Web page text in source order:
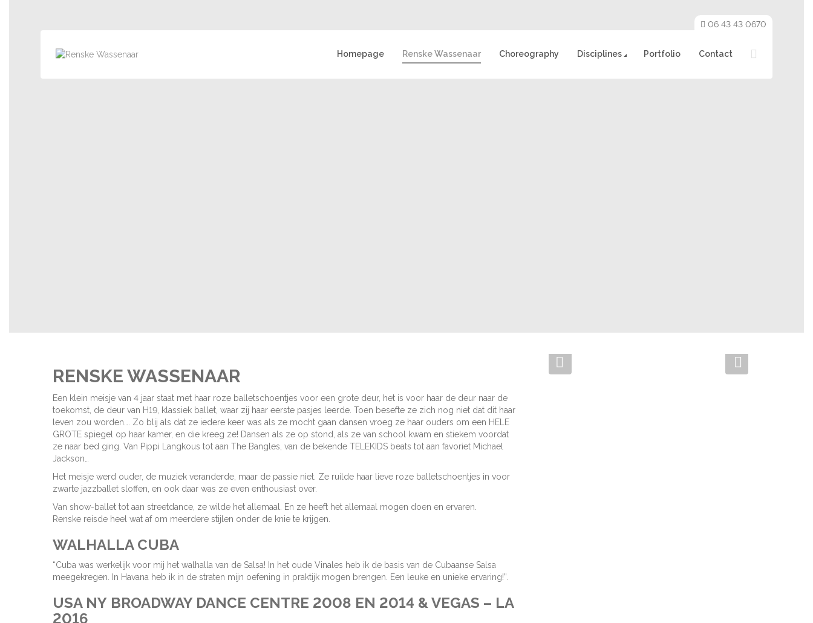
06 43 43 0670
Homepage Renske Wassenaar Choreography Disciplines Portfolio Contact
RENSKE WASSENAAR
Een klein meisje van 4 jaar staat met haar roze balletschoentjes voor een grote deur, het is voor haar de deur naar de
toekomst, de deur van H19, klassiek ballet, waar zij haar eerste pasjes leerde. Toen besefte ze zich nog niet dat dit haar
leven zou worden…. Zo blij als dat ze iedere keer was als ze mocht gaan dansen vroeg ze haar ouders om een HELE
GROTE spiegel op haar kamer, en die kreeg ze! Dansen als ze op stond, als ze van school kwam en stiekem voordat
ze naar bed ging. Van Pippi Langkous tot aan The Bangles, van de bekende TELEKIDS beats tot aan favoriet Michael
Jackson…
Het meisje werd ouder, de muziek veranderde, maar de passie niet. Ze ruilde haar lieve roze balletschoentjes in voor
zwarte jazzballet sloffen, en ook daar was ze even enthousiast over.
Van show-ballet tot aan streetdance, ze wilde het allemaal. En ze heeft het allemaal mogen doen en ervaren.
Renske reisde heel wat af om meerdere stijlen onder de knie te krijgen.
WALHALLA CUBA
“Cuba was werkelijk voor mij het walhalla van de Salsa! In het oude Vinales heb ik de basis van de Cubaanse Salsa
meegekregen. In Havana heb ik in de straten mijn oefening in praktijk mogen brengen. Een leuke en unieke ervaring!”.
USA NY BROADWAY DANCE CENTRE 2008 EN 2014 & VEGAS – LA
2016